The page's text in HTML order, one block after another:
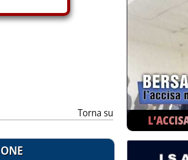
Torna su